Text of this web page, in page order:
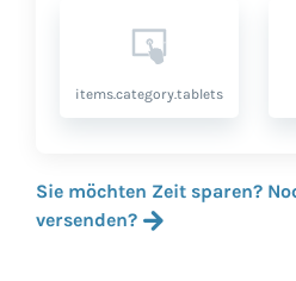
items.category.tablets
Sie möchten Zeit sparen?
versenden?